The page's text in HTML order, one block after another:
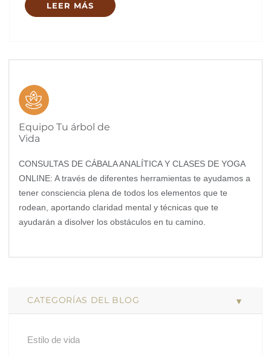
LEER MÁS
Equipo Tu árbol de
Vida
CONSULTAS DE CÁBALA ANALÍTICA Y CLASES DE YOGA
ONLINE: A través de diferentes herramientas te ayudamos a
tener consciencia plena de todos los elementos que te
rodean, aportando claridad mental y técnicas que te
ayudarán a disolver los obstáculos en tu camino.
CATEGORÍAS DEL BLOG
Estilo de vida